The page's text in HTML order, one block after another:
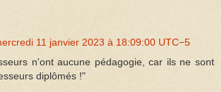
11 janvier 2023 à 18:09:00 UTC−5
n'ont aucune pédagogie, car ils ne sont
diplômés !"